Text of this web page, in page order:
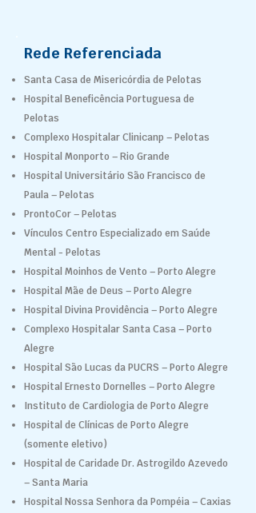
Rede Referenciada
Santa Casa de Misericórdia de Pelotas
Hospital Beneficência Portuguesa de
Pelotas
Complexo Hospitalar Clinicanp – Pelotas
Hospital Monporto – Rio Grande
Hospital Universitário São Francisco de
Paula – Pelotas
ProntoCor – Pelotas
Vínculos Centro Especializado em Saúde
Mental - Pelotas
Hospital Moinhos de Vento – Porto Alegre
Hospital Mãe de Deus – Porto Alegre
Hospital Divina Providência – Porto Alegre
Complexo Hospitalar Santa Casa – Porto
Alegre
Hospital São Lucas da PUCRS – Porto Alegre
Hospital Ernesto Dornelles – Porto Alegre
Instituto de Cardiologia de Porto Alegre
Hospital de Clínicas de Porto Alegre
(somente eletivo)
Hospital de Caridade Dr. Astrogildo Azevedo
– Santa Maria
Hospital Nossa Senhora da Pompéia – Caxias